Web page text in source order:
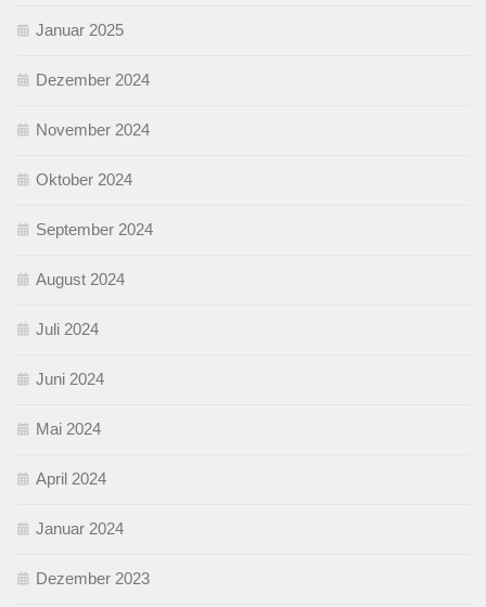
Januar 2025
Dezember 2024
November 2024
Oktober 2024
September 2024
August 2024
Juli 2024
Juni 2024
Mai 2024
April 2024
Januar 2024
Dezember 2023